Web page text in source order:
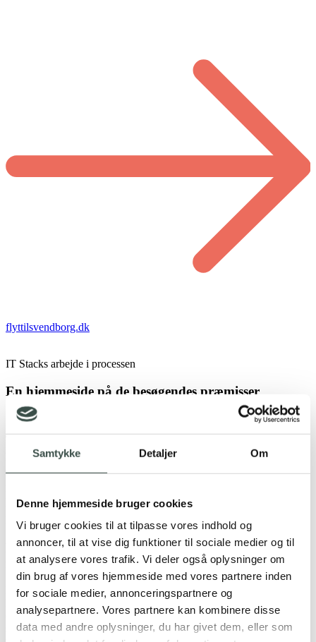
Samtykke Detaljer Om
Denne hjemmeside bruger cookies
Vi bruger cookies til at tilpasse vores indhold og
annoncer, til at vise dig funktioner til sociale medier og til
at analysere vores trafik. Vi deler også oplysninger om
din brug af vores hjemmeside med vores partnere inden
for sociale medier, annonceringspartnere og
analysepartnere. Vores partnere kan kombinere disse
data med andre oplysninger, du har givet dem, eller som
flyttilsvendborg.dk
IT Stacks arbejde i processen
En hjemmeside på de besøgendes præmisser
Svendborg Kommune positionerer sig som “
byen der har plads til
folk som dig, uanset om du er til vild ungdom eller villa og vovse.”
hjemmesidens design og helhedsoplevelse. Det er essentielt, at alle
er i stand til at navigere rundt i hjemmesidens indhold og finde
for øjet’ med nye tiltag, i form af videomateriale og portrætter, med
historier fra beboerne i Svendborg.
Et intuitivt CMS-system sikrer nemt og hurtigt nyt
indhold
Nøgleordet er brugervenlighed, hvad end det handler om
hjemmesidens besøgende eller det efterfølgende arbejde og
optimering af platformens indhold. Vi lavede hjemmesiden i tæt
samarbejde med klienten, så vi sikrede os, at deres behov blev mødt